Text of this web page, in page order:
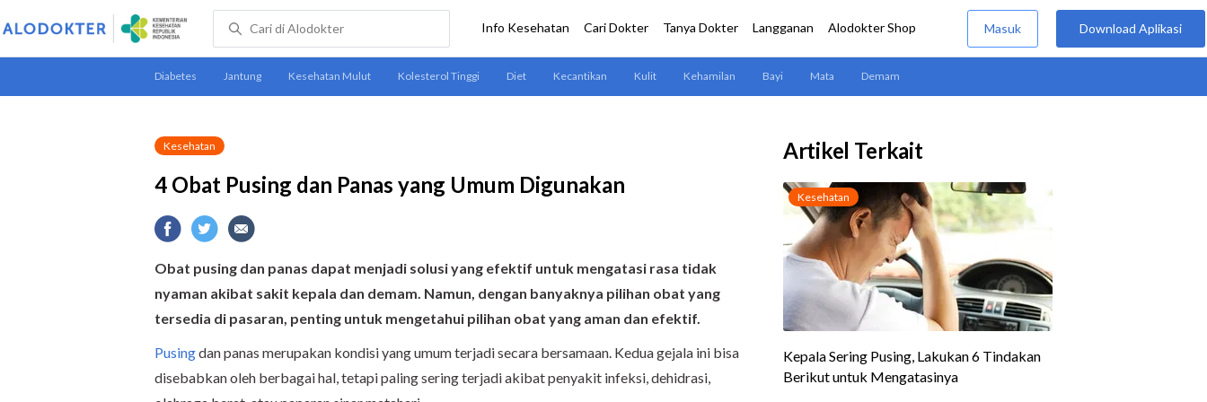
Kesehatan
4 Obat Pusing dan Panas yang Umum Digunakan
Obat pusing dan panas dapat menjadi solusi yang efektif untuk mengatasi rasa tidak
nyaman akibat sakit kepala dan demam. Namun, dengan banyaknya pilihan obat yang
tersedia di pasaran, penting untuk mengetahui pilihan obat yang aman dan efektif.
Pusingdan panas merupakan kondisi yang umum terjadi secara bersamaan. Kedua gejala ini bisa
disebabkan oleh berbagai hal, tetapi paling sering terjadi akibat penyakit infeksi, dehidrasi,
Artikel Terkait